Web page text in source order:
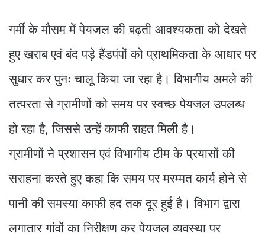
गर्मी के मौसम में पेयजल की बढ़ती आवश्यकता को देखते
हुए खराब एवं बंद पड़े हैंडपंपों को प्राथमिकता के आधार पर
सुधार कर पुनः चालू किया जा रहा है। विभागीय अमले की
तत्परता से ग्रामीणों को समय पर स्वच्छ पेयजल उपलब्ध
हो रहा है, जिससे उन्हें काफी राहत मिली है।
ग्रामीणों ने प्रशासन एवं विभागीय टीम के प्रयासों की
सराहना करते हुए कहा कि समय पर मरम्मत कार्य होने से
पानी की समस्या काफी हद तक दूर हुई है। विभाग द्वारा
लगातार गांवों का निरीक्षण कर पेयजल व्यवस्था पर